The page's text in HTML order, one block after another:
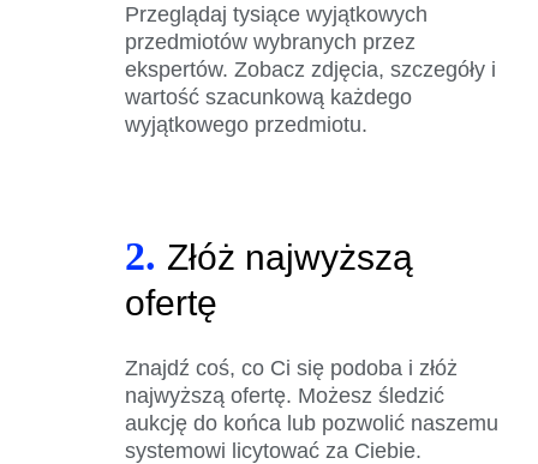
Przeglądaj tysiące wyjątkowych
przedmiotów wybranych przez
ekspertów. Zobacz zdjęcia, szczegóły i
wartość szacunkową każdego
wyjątkowego przedmiotu.
2. Złóż najwyższą
ofertę
Znajdź coś, co Ci się podoba i złóż
najwyższą ofertę. Możesz śledzić
aukcję do końca lub pozwolić naszemu
systemowi licytować za Ciebie.